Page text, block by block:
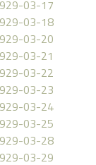
03-17
03-18
03-20
03-21
03-22
03-23
03-24
03-25
03-28
03-29